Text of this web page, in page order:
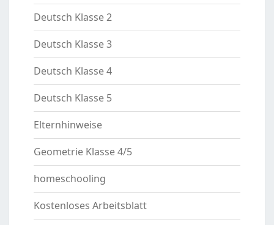
Deutsch Klasse 2
Deutsch Klasse 3
Deutsch Klasse 4
Deutsch Klasse 5
Elternhinweise
Geometrie Klasse 4/5
homeschooling
Kostenloses Arbeitsblatt